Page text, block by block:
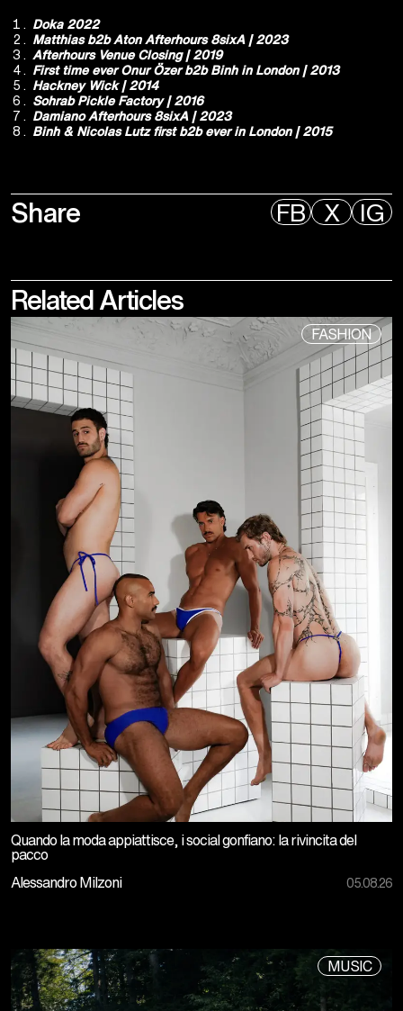
Doka 2022
Matthias b2b Aton Afterhours 8sixA | 2023
Afterhours Venue Closing | 2019
First time ever Onur Özer b2b Binh in London | 2013
Hackney Wick | 2014
Sohrab Pickle Factory | 2016
Damiano Afterhours 8sixA | 2023
Binh & Nicolas Lutz first b2b ever in London | 2015
Share FB X IG
Related Articles
FASHION
Quando la moda appiattisce, i social gonfiano: la rivincita del
pacco
Alessandro Milzoni
05.08.26
MUSIC